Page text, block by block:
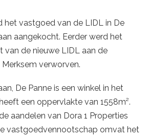
het vastgoed van de LIDL in De
aangekocht. Eerder werd het
van de nieuwe LIDL aan de
verworven.
De Panne is een winkel in het
een oppervlakte van 1558m².
aandelen van Dora 1 Properties
vastgoedvennootschap omvat het